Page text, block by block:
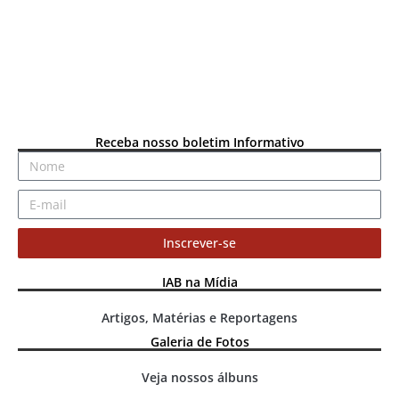
Receba nosso boletim Informativo
Inscrever-se
IAB na Mídia
Artigos, Matérias e Reportagens
Galeria de Fotos
Veja nossos álbuns